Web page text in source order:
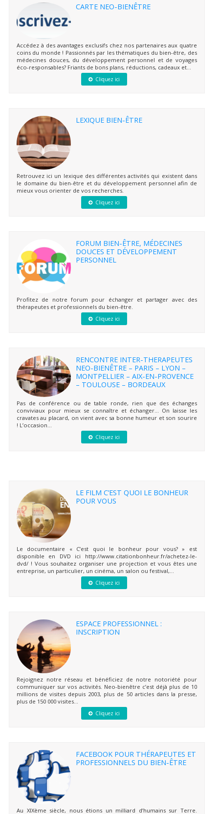
CARTE NEO-BIENÊTRE
Accédez à des avantages exclusifs chez nos partenaires aux quatre
coins du monde ! Passionnés par les thématiques du bien-être, des
médecines douces, du développement personnel et de voyages
éco-responsables? Friants de bons plans, réductions, cadeaux et...
Cliquez ici
LEXIQUE BIEN-ÊTRE
Retrouvez ici un lexique des différentes activités qui existent dans
le domaine du bien-être et du développement personnel afin de
mieux vous orienter de vos recherches.
Cliquez ici
FORUM BIEN-ÊTRE, MÉDECINES
DOUCES ET DÉVELOPPEMENT
PERSONNEL
Profitez de notre forum pour échanger et partager avec des
thérapeutes et professionnels du bien-être.
Cliquez ici
RENCONTRE INTER-THERAPEUTES
NEO-BIENÊTRE – PARIS – LYON –
MONTPELLIER – AIX-EN-PROVENCE
– TOULOUSE – BORDEAUX
Pas de conférence ou de table ronde, rien que des échanges
conviviaux pour mieux se connaître et échanger… On laisse les
cravates au placard, on vient avec sa bonne humeur et son sourire
! L’occasion...
Cliquez ici
LE FILM C’EST QUOI LE BONHEUR
POUR VOUS
Le documentaire « C’est quoi le bonheur pour vous? » est
disponible en DVD ici http://www.citationbonheur.fr/achetez-le-
dvd/ ! Vous souhaitez organiser une projection et vous êtes une
entreprise, un particulier, un cinéma, un salon ou festival,...
Cliquez ici
ESPACE PROFESSIONNEL :
INSCRIPTION
Rejoignez notre réseau et bénéficiez de notre notoriété pour
communiquer sur vos activités. Neo-bienêtre c’est déjà plus de 10
millions de visites depuis 2003, plus de 50 articles dans la presse,
plus de 150 000 visites...
Cliquez ici
FACEBOOK POUR THÉRAPEUTES ET
PROFESSIONNELS DU BIEN-ÊTRE
Au XIXème siècle, nous étions un milliard d’humains sur Terre.